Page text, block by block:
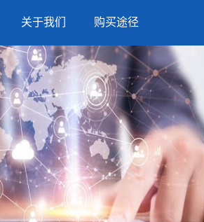
关于我们 购买途径